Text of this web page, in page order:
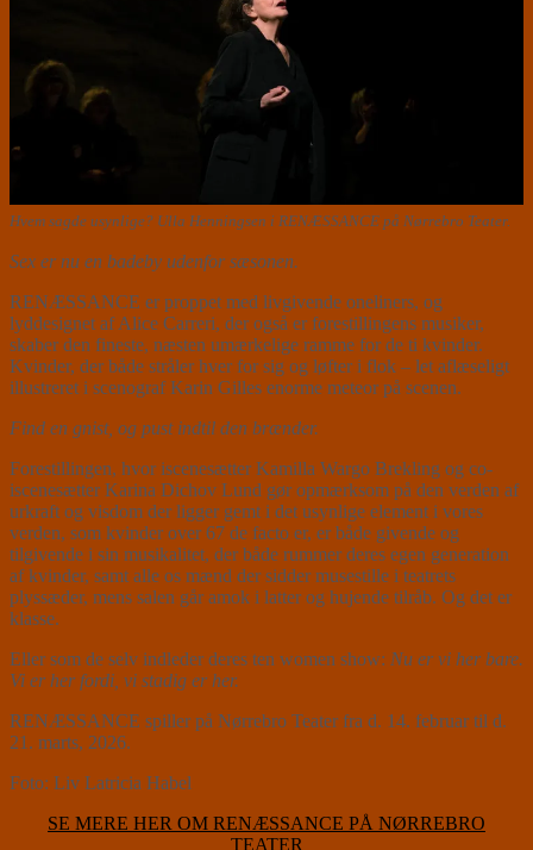
Hvem sagde usynlige? Ulla Henningsen i RENÆSSANCE på Nørrebro Teater.
Sex er nu en badeby udenfor sæsonen.
RENÆSSANCE er proppet med livgivende oneliners, og
lyddesignet af Alice Carreri, der også er forestillingens musiker,
skaber den fineste, næsten umærkelige ramme for de ti kvinder.
Kvinder, der både stråler hver for sig og løfter i flok – let aflæseligt
illustreret i scenograf Karin Gilles enorme meteor på scenen.
Find en gnist, og pust indtil den brænder.
Forestillingen, hvor iscenesætter Kamilla Wargo Brekling og co-
iscenesætter Karina Dichov Lund gør opmærksom på den verden af
urkraft og visdom der ligger gemt i det usynlige element i vores
verden, som kvinder over 67 de facto er, er både givende og
tilgivende i sin musikalitet, der både rummer deres egen generation
af kvinder, samt alle os mænd der sidder musestille i teatrets
plyssæder, mens salen går amok i latter og hujende tilråb. Og det er
klasse.
Eller som de selv indleder deres ten women show: Nu er vi her bare.
Vi er her fordi, vi stadig er her.
RENÆSSANCE spiller på Nørrebro Teater fra d. 14. februar til d.
21. marts, 2026.
Foto: Liv Latricia Habel
SE MERE HER OM RENÆSSANCE PÅ NØRREBRO
TEATER